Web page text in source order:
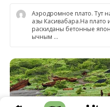
Аэродромное плато. Тут
азы Касивабара.На плато
раскиданы бетонные
ычным …